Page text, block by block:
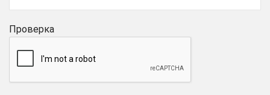
Проверка